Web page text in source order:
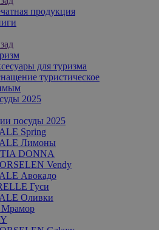
продукция
для туризма
туристическое
2025
посуды 2025
Spring
Лимоны
DONNA
Vendy
Авокадо
Гуси
Оливки